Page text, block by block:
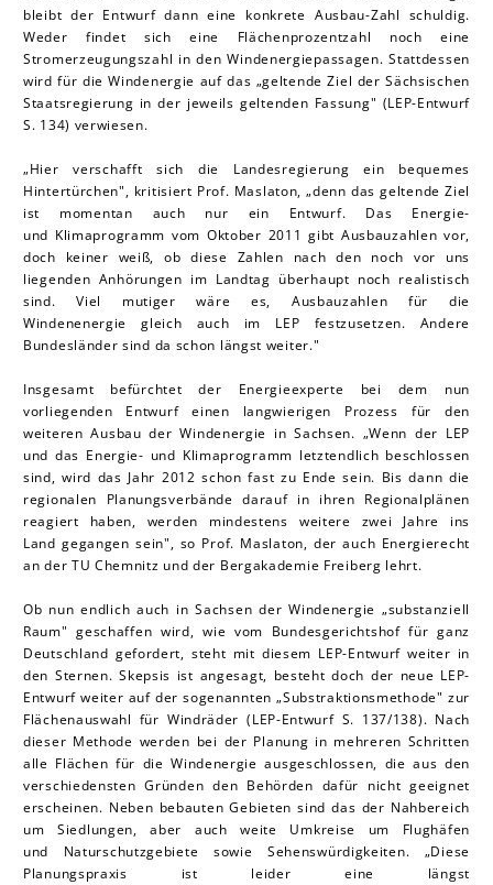
bleibt der Entwurf dann eine konkrete Ausbau-Zahl schuldig.
Weder findet sich eine Flächenprozentzahl noch eine
Stromerzeugungszahl in den Windenergiepassagen. Stattdessen
wird für die Windenergie auf das „geltende Ziel der Sächsischen
Staatsregierung in der jeweils geltenden Fassung" (LEP-Entwurf
S. 134) verwiesen.
„Hier verschafft sich die Landesregierung ein bequemes
Hintertürchen", kritisiert Prof. Mas la ton, „denn das geltende Ziel
ist momentan auch nur ein Entwurf. Das Energie-
und Klimaprogramm vom Oktober 2011 gibt Ausbauzahlen vor,
doch keiner weiß, ob diese Zahlen nach den noch vor uns
liegenden Anhörungen im Landtag überhaupt noch realistisch
sind. Viel mutiger wäre es, Ausbauzahlen für die
Windenenergie gleich auch im LEP festzusetzen. Andere
Bundesländer sind da schon längst weiter."
Insgesamt befürchtet der Energieexperte bei dem nun
vorliegenden Entwurf einen langwierigen Prozess für den
weiteren Ausbau der Windenergie in Sachsen. „Wenn der LEP
und das Energie- und Klimaprogramm letztendlich beschlossen
sind, wird das Jahr 2012 schon fast zu Ende sein. Bis dann die
regionalen Planungsverbände darauf in ihren Regionalplänen
reagiert haben, werden mindestens weitere zwei Jahre ins
Land gegangen sein", so Prof. Mas la ton, der auch Energierecht
an der TU Chemnitz und der Bergakademie Freiberg lehrt.
Ob nun endlich auch in Sachsen der Windenergie „substanziell
Raum" geschaffen wird, wie vom Bundesgerichtshof für ganz
Deutschland gefordert, steht mit diesem LEP-Entwurf weiter in
den Sternen. Skepsis ist angesagt, besteht doch der neue LEP-
Entwurf weiter auf der sogenannten „Substraktionsmethode" zur
Flächenauswahl für Windräder (LEP-Entwurf S. 137/138). Nach
dieser Methode werden bei der Planung in mehreren Schritten
alle Flächen für die Windenergie ausgeschlossen, die aus den
verschiedensten Gründen den Behörden dafür nicht geeignet
erscheinen. Neben bebauten Gebieten sind das der Nahbereich
um Siedlungen, aber auch weite Umkreise um Flughäfen
und Naturschutzgebiete sowie Sehenswürdigkeiten. „Diese
Planungspraxis ist leider eine längst